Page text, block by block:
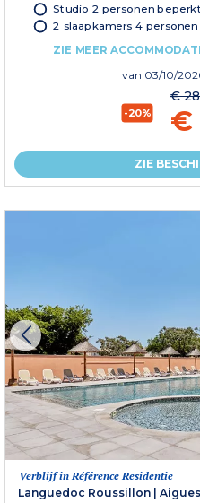
Studio 2 personen
2 slaapkamers 4
ZIE MEER
van 03/10/
-20%
€
€
ZIE
Verblijf in Référence Residentie
Languedoc Roussillon |